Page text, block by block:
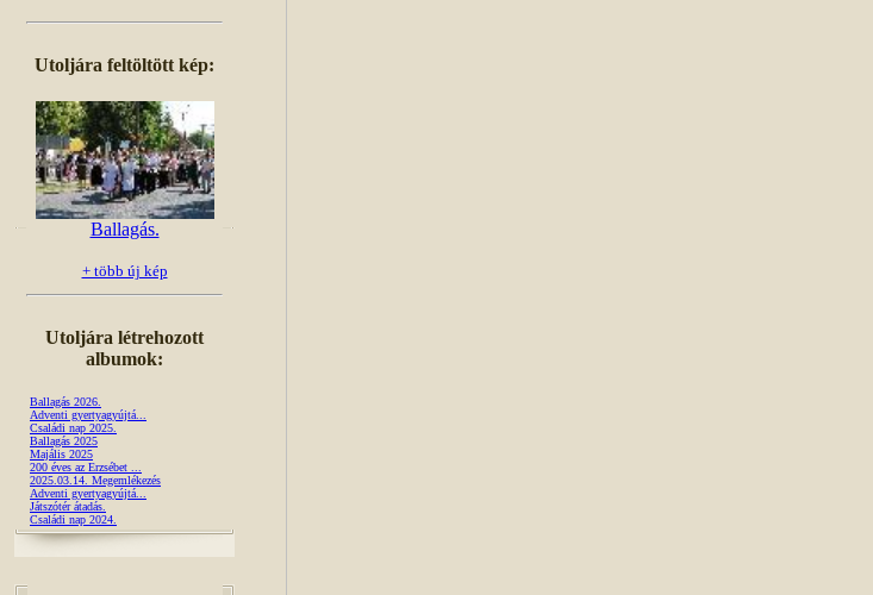
Utoljára feltöltött kép:
Ballagás.
+ több új kép
Utoljára létrehozott
albumok:
Ballagás 2026.
Adventi gyertyagyújtá...
Családi nap 2025.
Ballagás 2025
Majális 2025
200 éves az Erzsébet ...
2025.03.14. Megemlékezés
Adventi gyertyagyújtá...
Játszótér átadás.
Családi nap 2024.